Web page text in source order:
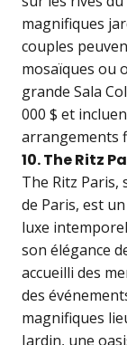
magnifiques
couples
mosaïques ou
grande Sala
000 $ et
arrangements
10. The Ritz
The Ritz Paris,
de Paris, est
luxe
son élégance
accueilli des
des
magnifiques
Jardin, une